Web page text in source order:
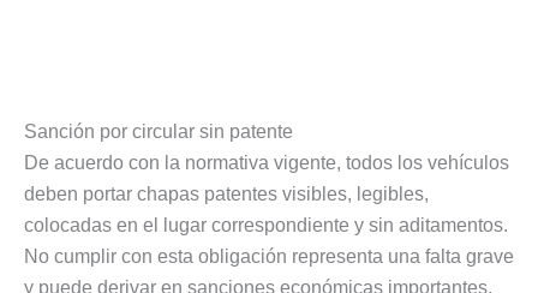
Sanción por circular sin patente
De acuerdo con la normativa vigente, todos los vehículos
deben portar chapas patentes visibles, legibles,
colocadas en el lugar correspondiente y sin aditamentos.
No cumplir con esta obligación representa una falta grave
y puede derivar en sanciones económicas importantes.